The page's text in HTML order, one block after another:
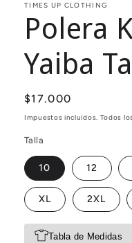
1
en
una
ventana
TIMES UP CLOTHING
Polera
Yaiba
Precio
habitual
$17.000
Impuestos incluidos. Todos
Talla
10 12
XL 2XL
Tabla de Medidas